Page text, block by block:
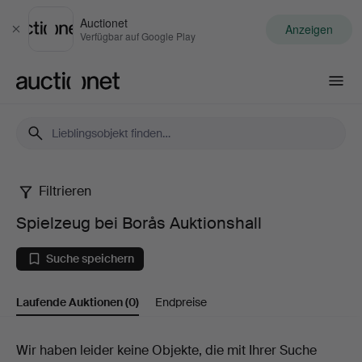
Schließen
Auctionet
Verfügbar auf Google Play Anzeigen
Spielzeug
bei
Borås
Auktionshall
Filtrieren
Spielzeug bei Borås Auktionshall
Suche speichern
Laufende Auktionen(0) Endpreise
Laufende
Wir haben leider keine Objekte, die mit Ihrer Suche